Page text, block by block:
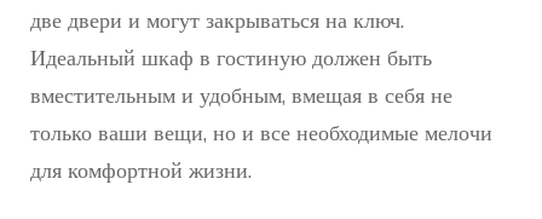
две двери и могут закрываться на ключ.
Идеальный шкаф в гостиную должен быть
вместительным и удобным, вмещая в себя не
только ваши вещи, но и все необходимые мелочи
для комфортной жизни.